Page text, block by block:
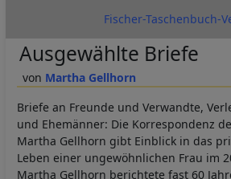
Fischer-Taschenbuch-
Martha Gellhorn
Ausgewählte Briefe
Briefe an Freunde und Verwandte,
und Ehemänner: Die Korrespondenz
Martha Gellhorn gibt Einblick in das
Leben einer ungewöhnlichen Frau im
Martha Gellhorn berichtete fast 60